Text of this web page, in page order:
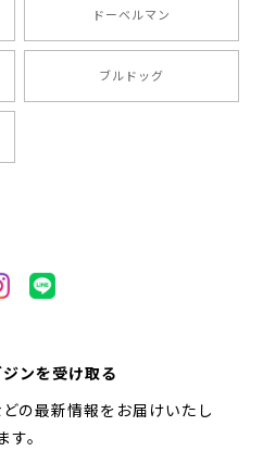
ドーベルマン
ブルドッグ
ンを受け取る
の最新情報をお届けいたし
す。